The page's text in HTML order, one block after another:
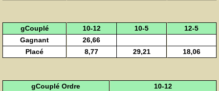
gCouplé 10-12 10-5
12-5
Gagnant
26,66
Placé
8,77 29,21 18,06
gCouplé Ordre
10-12